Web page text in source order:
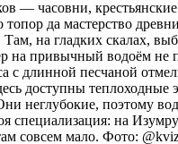
— часовни,
топор да мастерство
Там, на гладких скалах,
на привычный водоём не
с длинной песчаной
доступны
неглубокие, поэтому
специализация: на
совсем мало. Фото: